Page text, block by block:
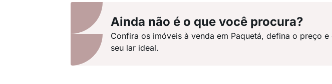
Ainda não é o que você procura?
Confira os imóveis à venda em Paquetá, defina o preço
seu lar ideal.